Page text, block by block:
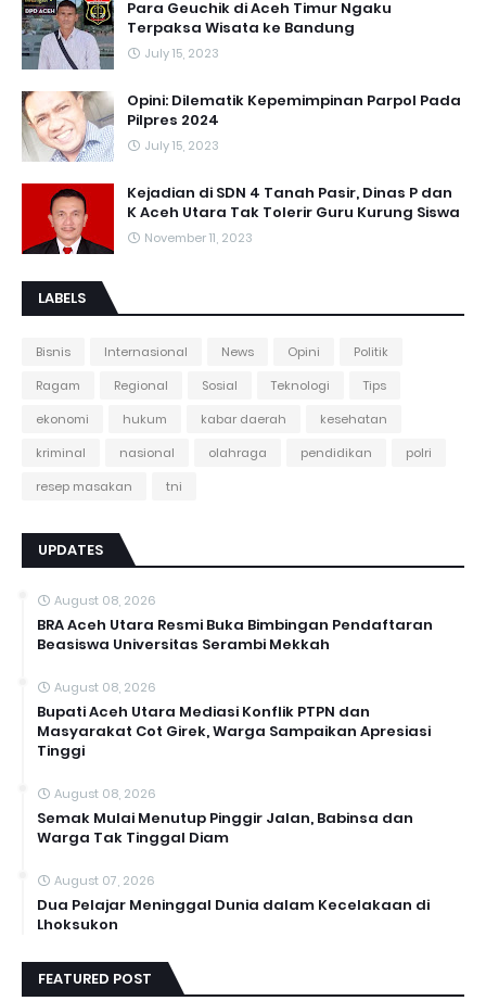
Para Geuchik di Aceh Timur Ngaku
Terpaksa Wisata ke Bandung
July 15, 2023
Opini: Dilematik Kepemimpinan Parpol Pada
Pilpres 2024
July 15, 2023
Kejadian di SDN 4 Tanah Pasir, Dinas P dan
K Aceh Utara Tak Tolerir Guru Kurung Siswa
November 11, 2023
LABELS
Bisnis Internasional News Opini
Politik
Ragam
Regional Sosial Teknologi
Tips
ekonomi
hukum kabar daerah
kesehatan
kriminal
nasional olahraga pendidikan
polri
resep masakan
tni
UPDATES
August 08, 2026
BRA Aceh Utara Resmi Buka Bimbingan Pendaftaran
Beasiswa Universitas Serambi Mekkah
August 08, 2026
Bupati Aceh Utara Mediasi Konflik PTPN dan
Masyarakat Cot Girek, Warga Sampaikan Apresiasi
Tinggi
August 08, 2026
Semak Mulai Menutup Pinggir Jalan, Babinsa dan
Warga Tak Tinggal Diam
August 07, 2026
Dua Pelajar Meninggal Dunia dalam Kecelakaan di
Lhoksukon
FEATURED POST